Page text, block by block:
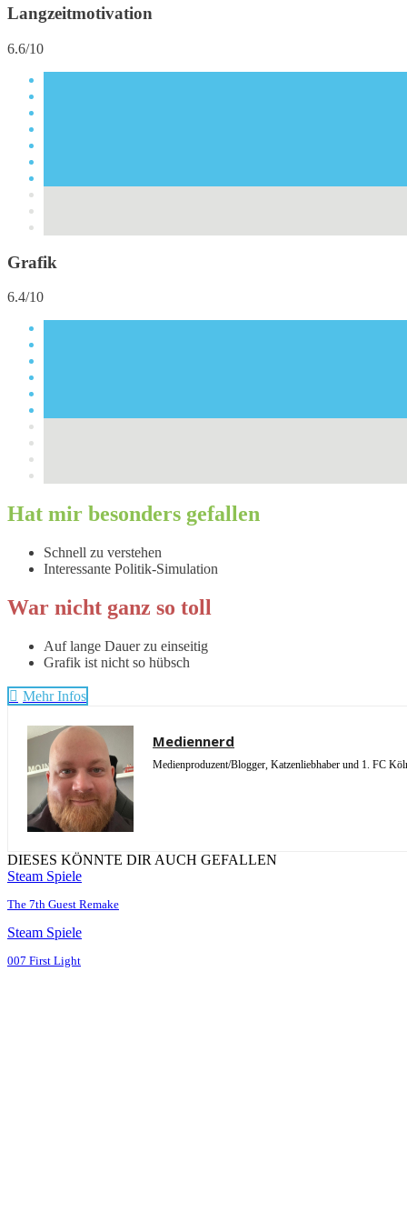
Langzeitmotivation
6.6/10
Grafik
6.4/10
Hat mir besonders gefallen
Schnell zu verstehen
Interessante Politik-Simulation
War nicht ganz so toll
Auf lange Dauer zu einseitig
Grafik ist nicht so hübsch
Mehr Infos
Mediennerd
Medienproduzent/Blogger, Katzenliebhaber und 1. FC
DIESES KÖNNTE DIR AUCH GEFALLEN
Steam Spiele
The 7th Guest Remake
Steam Spiele
007 First Light